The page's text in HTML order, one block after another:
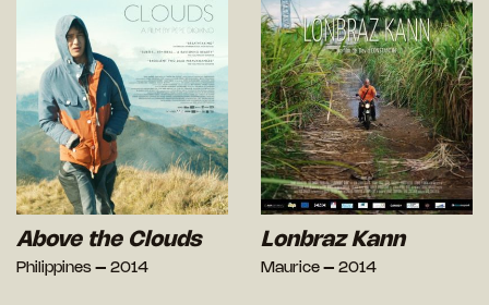
Above the Clouds
Philippines – 2014
Lonbraz Kann
Maurice – 2014